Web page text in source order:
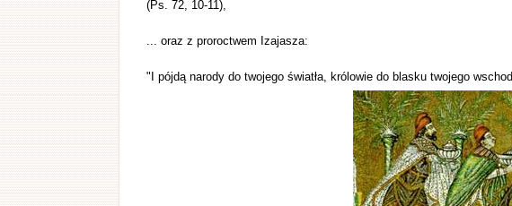
(Ps. 72, 10-11),
... oraz z proroctwem Izajasza:
"I pójdą narody do twojego światła, królowie do blasku twojego